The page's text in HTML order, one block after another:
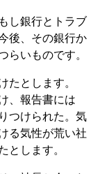
し銀行とトラブ
後、その銀行か
らいものです。
たとします。
、報告書には
つけられた。気
る気性が荒い社
とします。